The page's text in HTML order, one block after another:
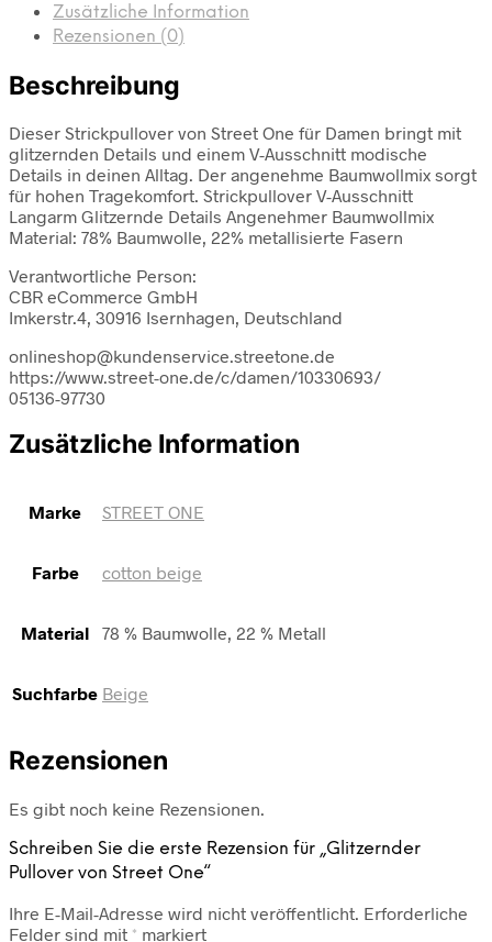
Zusätzliche Information
Rezensionen (0)
Beschreibung
Dieser Strickpullover von Street One für Damen bringt mit
glitzernden Details und einem V-Ausschnitt modische
Details in deinen Alltag. Der angenehme Baumwollmix sorgt
für hohen Tragekomfort. Strickpullover V-Ausschnitt
Langarm Glitzernde Details Angenehmer Baumwollmix
Material: 78% Baumwolle, 22% metallisierte Fasern
Verantwortliche Person:
CBR eCommerce GmbH
Imkerstr.4, 30916 Isernhagen, Deutschland
onlineshop@kundenservice.streetone.de
https://www.street-one.de/c/damen/10330693/
05136-97730
Zusätzliche Information
Marke STREET ONE
Farbe cotton beige
Material 78 % Baumwolle, 22 % Metall
Suchfarbe Beige
Rezensionen
Es gibt noch keine Rezensionen.
Schreiben Sie die erste Rezension für „Glitzernder
Pullover von Street One“
Ihre E-Mail-Adresse wird nicht veröffentlicht. Erforderliche
Felder sind mit * markiert